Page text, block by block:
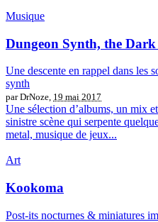
Musique
Dungeon Synth, the Dark
Une descente en rappel dans les
synth
par DrNoze, 19 mai 2017
Une sélection d’albums, un mix
sinistre scène qui serpente
metal, musique de jeux...
Art
Kookoma
Post-its nocturnes & miniatures